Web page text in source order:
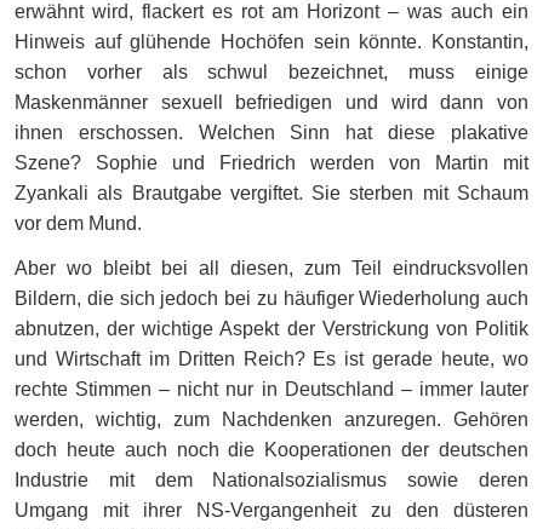
erwähnt wird, flackert es rot am Horizont – was auch ein
Hinweis auf glühende Hochöfen sein könnte. Konstantin,
schon vorher als schwul bezeichnet, muss einige
Maskenmänner sexuell befriedigen und wird dann von
ihnen erschossen. Welchen Sinn hat diese plakative
Szene? Sophie und Friedrich werden von Martin mit
Zyankali als Brautgabe vergiftet. Sie sterben mit Schaum
vor dem Mund.
Aber wo bleibt bei all diesen, zum Teil eindrucksvollen
Bildern, die sich jedoch bei zu häufiger Wiederholung auch
abnutzen, der wichtige Aspekt der Verstrickung von Politik
und Wirtschaft im Dritten Reich? Es ist gerade heute, wo
rechte Stimmen – nicht nur in Deutschland – immer lauter
werden, wichtig, zum Nachdenken anzuregen. Gehören
doch heute auch noch die Kooperationen der deutschen
Industrie mit dem Nationalsozialismus sowie deren
Umgang mit ihrer NS-Vergangenheit zu den düsteren